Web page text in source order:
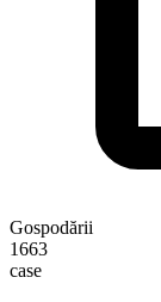
Gospodării
1663
case